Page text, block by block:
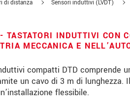
di distanza Sensori induttivi (LVDT)
TASTATORI INDUTTIVI CON
MECCANICA E
compatti DTD comprende
un cavo di 3 m di lunghezza.
flessibile.